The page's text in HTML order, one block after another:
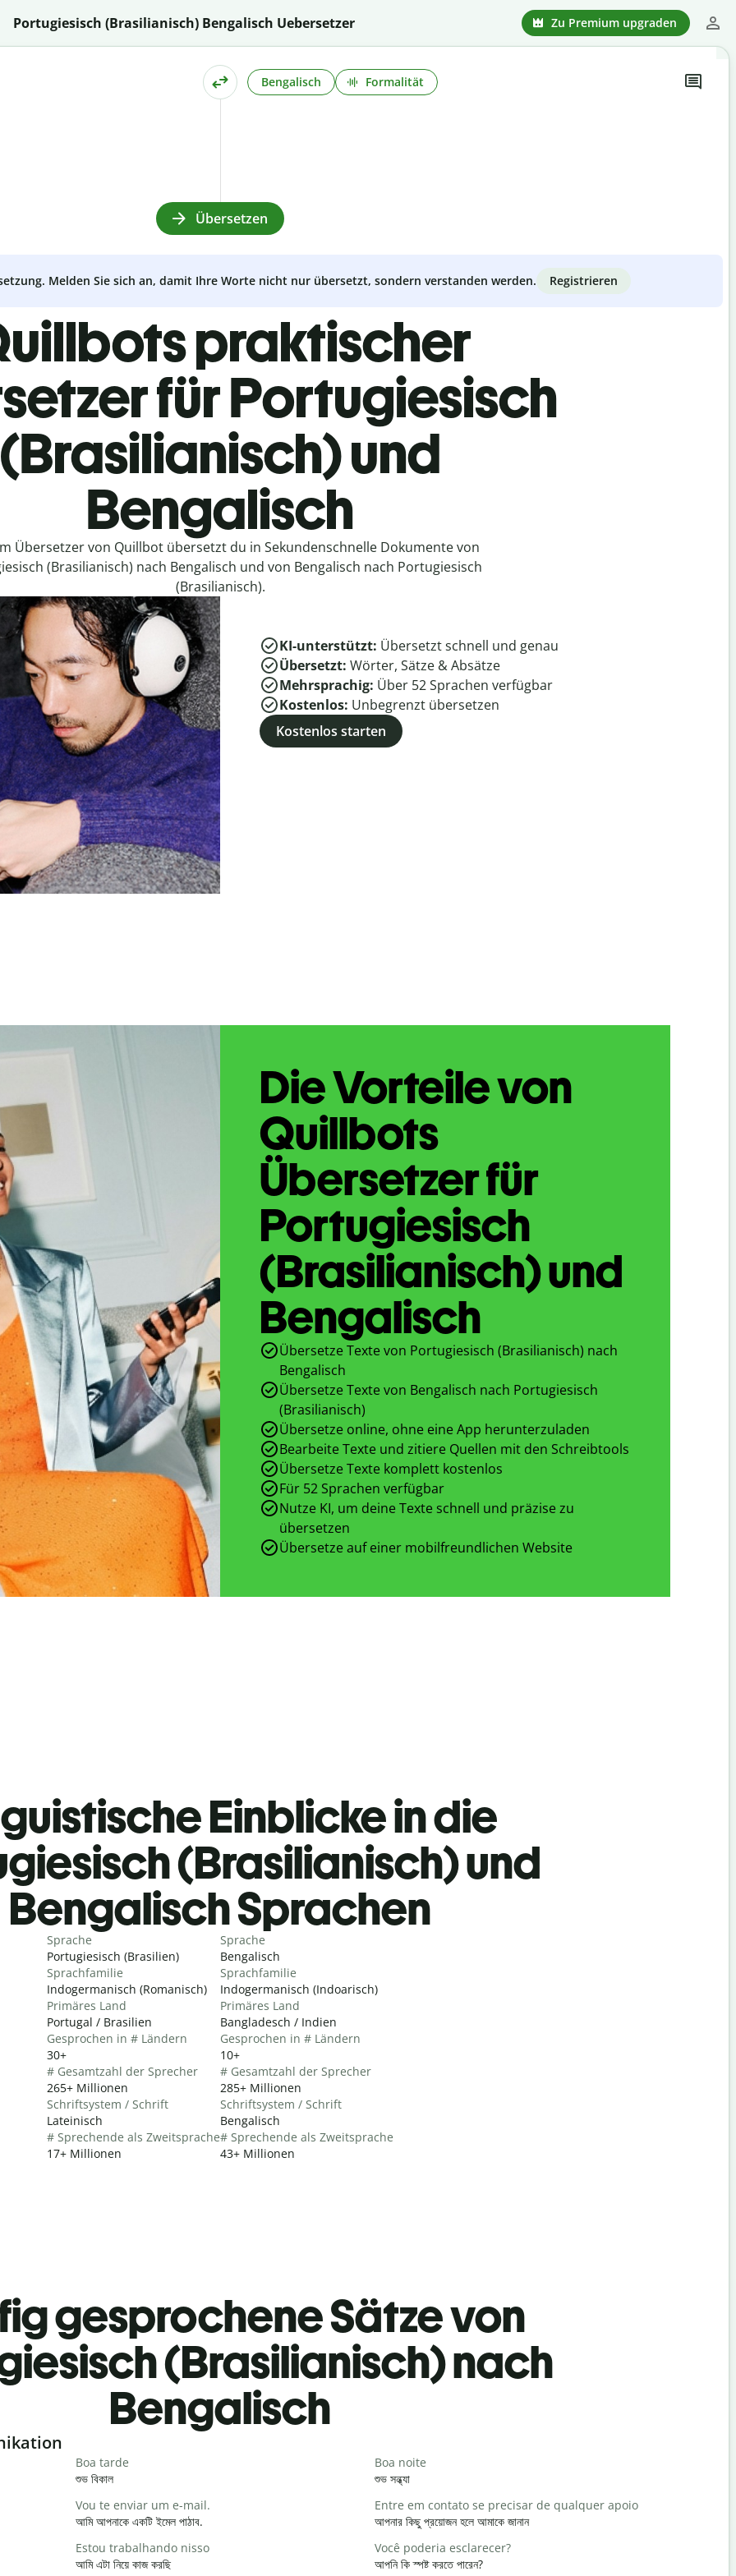
Portugiesisch (Brasilianisch) Bengalisch Uebersetzer Zu Premium upgraden
Bengalisch Formalität
Übersetzen
Melden Sie sich an, damit Ihre Worte nicht nur übersetzt, sondern verstanden werden. Registrieren
praktischer
für Portugiesisch
(Brasilianisch) und
Bengalisch
Übersetzer von Quillbot übersetzt du in Sekundenschnelle Dokumente von
(Brasilianisch) nach Bengalisch und von Bengalisch nach Portugiesisch
(Brasilianisch).
KI-unterstützt: Übersetzt schnell und genau
Übersetzt: Wörter, Sätze & Absätze
Mehrsprachig: Über 52Sprachen verfügbar
Kostenlos: Unbegrenzt übersetzen
Kostenlos starten
Die Vorteile von
Quillbots
Übersetzer für
Portugiesisch
(Brasilianisch) und
Bengalisch
Übersetze Texte von Portugiesisch (Brasilianisch) nach
Bengalisch
Übersetze Texte von Bengalisch nach Portugiesisch
(Brasilianisch)
Übersetze online, ohne eine App herunterzuladen
Bearbeite Texte und zitiere Quellen mit den Schreibtools
Übersetze Texte komplett kostenlos
Für 52 Sprachen verfügbar
Nutze KI, um deine Texte schnell und präzise zu
übersetzen
Übersetze auf einer mobilfreundlichen Website
Einblicke in die
(Brasilianisch) und
Bengalisch Sprachen
Sprache
Portugiesisch (Brasilien)
Sprachfamilie
Indogermanisch (Romanisch)
Primäres Land
Portugal / Brasilien
Gesprochen in # Ländern
30+
# Gesamtzahl der Sprecher
265+ Millionen
Schriftsystem / Schrift
Lateinisch
# Sprechende als Zweitsprache
17+ Millionen
Sprache
Bengalisch
Sprachfamilie
Indogermanisch (Indoarisch)
Primäres Land
Bangladesch / Indien
Gesprochen in # Ländern
10+
# Gesamtzahl der Sprecher
285+ Millionen
Schriftsystem / Schrift
Bengalisch
# Sprechende als Zweitsprache
43+ Millionen
gesprochene Sätze von
(Brasilianisch) nach
Bengalisch
Boa tarde
শুভ বিকাল
Boa noite
শুভ সন্ধ্যা
Vou te enviar um e-mail.
আমি আপনাকে একটি ইমেল পাঠাব.
Entre em contato se precisar de qualquer apoio
আপনার কিছু প্রয়োজন হলে আমাকে জানান
Estou trabalhando nisso
আমি এটা নিয়ে কাজ করছি
Você poderia esclarecer?
আপনি কি স্পষ্ট করতে পারেন?